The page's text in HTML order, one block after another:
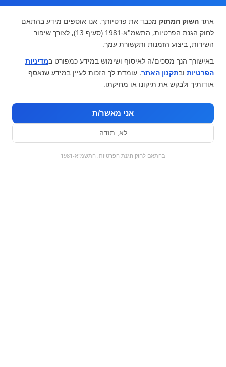
כל המוצרים
0
הקניות שלי מבצעים
אתר השוק המתוק מכבד את פרטיותך. אנו אוספים מידע בהתאם
לחוק הגנת הפרטיות, התשמ"א-1981 (סעיף 13), לצורך שיפור
השירות, ביצוע הזמנות ותקשורת עמך.
באישורך הנך מסכים/ה לאיסוף ושימוש במידע כמפורט במדיניות
הפרטיות ובתקנון האתר. עומדת לך הזכות לעיין במידע שנאסף
אודותיך ולבקש את תיקונו או מחיקתו.
אני מאשר/ת
לא, תודה
בהתאם לחוק הגנת הפרטיות, התשמ"א-1981